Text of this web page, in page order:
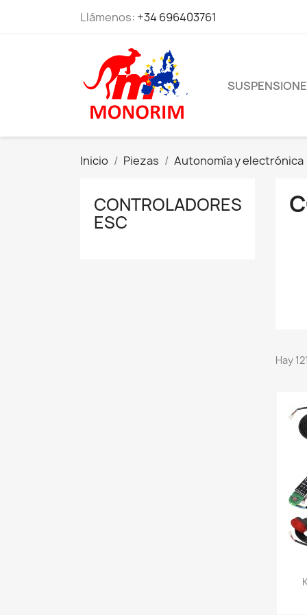
Llámenos: +34 696403761
Inicio Piezas Autonomía y electrónica
CONTROLADORES
ESC
Hay